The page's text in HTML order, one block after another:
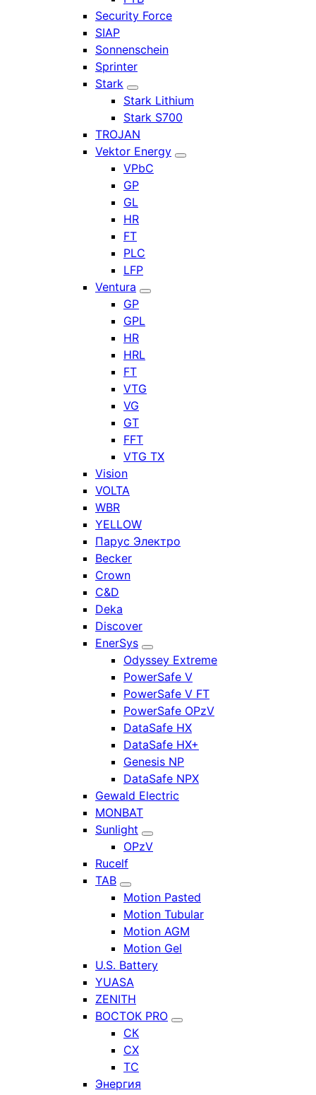
Security Force
SIAP
Sonnenschein
Sprinter
Stark
Stark Lithium
Stark S700
TROJAN
Vektor Energy
VPbC
GP
GL
HR
FT
PLC
LFP
Ventura
GP
GPL
HR
HRL
FT
VTG
VG
GT
FFT
VTG TX
Vision
VOLTA
WBR
YELLOW
Парус Электро
Becker
Crown
C&D
Deka
Discover
EnerSys
Odyssey Extreme
PowerSafe V
PowerSafe V FT
PowerSafe OPzV
DataSafe HX
DataSafe HX+
Genesis NP
DataSafe NPX
Gewald Electric
MONBAT
Sunlight
OPzV
Rucelf
TAB
Motion Pasted
Motion Tubular
Motion AGM
Motion Gel
U.S. Battery
YUASA
ZENITH
ВОСТОК PRO
СК
СХ
ТС
Энергия